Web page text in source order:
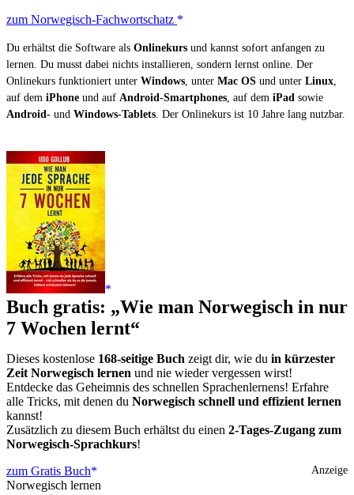
zum Norwegisch-Fachwortschatz
Du erhältst die Software als Onlinekurs und kannst sofort anfangen zu
lernen. Du musst dabei nichts installieren, sondern lernst online. Der
Onlinekurs funktioniert unter Windows , unter Mac OS und unter Linux
auf dem iPhone und auf Android-Smartphones , auf dem iPad sowie
Android- und Windows-Tablets . Der Onlinekurs ist 10 Jahre lang nutzbar.
Buch gratis: „Wie man Norwegisch in nur
7 Wochen lernt“
Dieses kostenlose 168-seitige Buch zeigt dir, wie du in kürzester
Zeit Norwegisch lernen und nie wieder vergessen wirst!
Entdecke das Geheimnis des schnellen Sprachenlernens! Erfahre
alle Tricks, mit denen du Norwegisch schnell und effizient lernen
kannst!
Zusätzlich zu diesem Buch erhältst du einen 2-Tages-Zugang zum
Norwegisch-Sprachkurs!
Anzeige
zum Gratis Buch
Norwegisch lernen